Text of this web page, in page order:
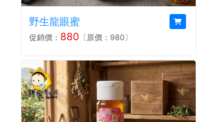
野生龍眼蜜
促銷價： 880 〔原價：980〕